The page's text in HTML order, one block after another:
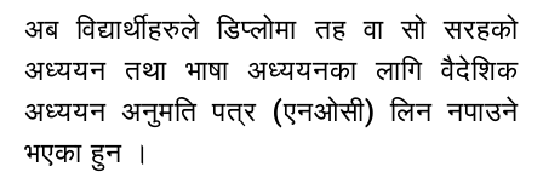
अब विद्यार्थीहरुले डिप्लोमा तह वा सो सरहको
अध्ययन तथा भाषा अध्ययनका लागि वैदेशिक
अध्ययन अनुमति पत्र (एनओसी) लिन नपाउने
भएका हुन ।